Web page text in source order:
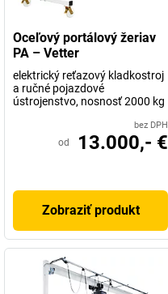
Oceľový portálový žeriav
PA – Vetter
elektrický reťazový kladkostroj
a ručné pojazdové
ústrojenstvo, nosnosť 2000 kg
bez DPH
od 13.000,- €
Zobraziť produkt